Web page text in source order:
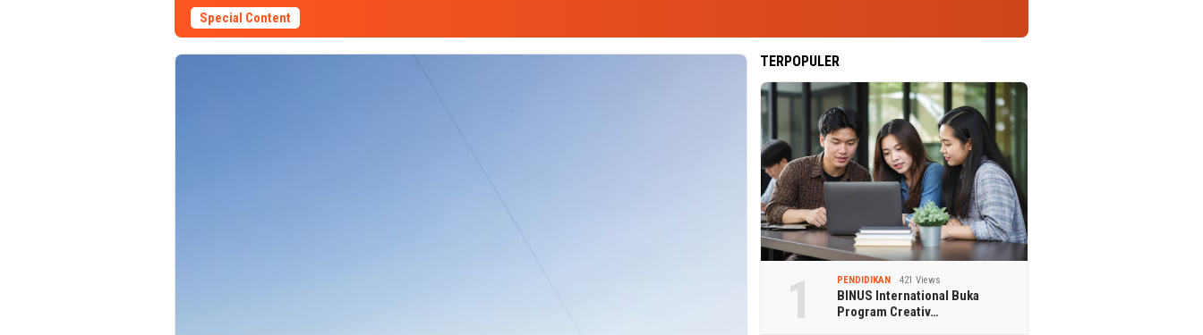
Special Content
TERPOPULER
1 PENDIDIKAN 421 Views
BINUS International Buka
Program Creativ…